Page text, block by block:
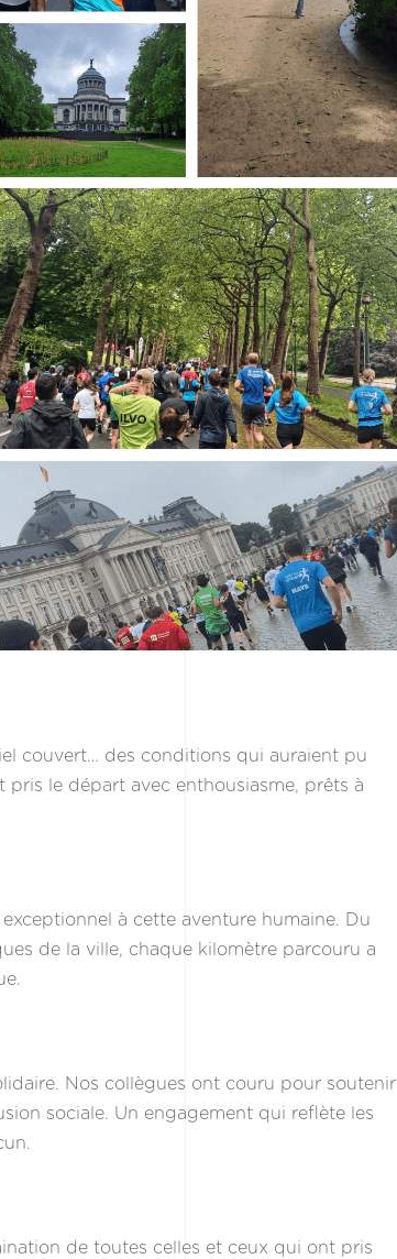
couvert… des conditions qui auraient pu
pris le départ avec enthousiasme, prêts à
à cette aventure humaine. Du
de la ville, chaque kilomètre parcouru a
Nos collègues ont couru pour soutenir
sociale. Un engagement qui reflète les
de toutes celles et ceux qui ont pris